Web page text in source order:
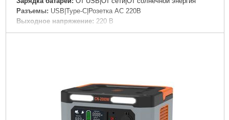
Разъемы: USB|Type-C|Розетка AC 220В
Выходное напряжение: 220 В
Особенности: Индикатор уровня заряда|Быстрая зарядка
Подробнее...